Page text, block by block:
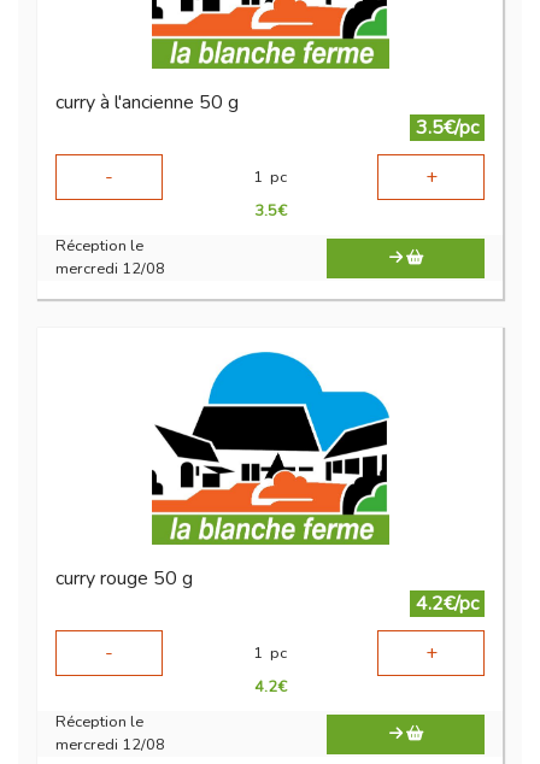
curry à l'ancienne 50 g
3.5€/pc
-
1 pc +
3.5€
Réception le
mercredi 12/08
curry rouge 50 g
4.2€/pc
-
1 pc +
4.2€
Réception le
mercredi 12/08